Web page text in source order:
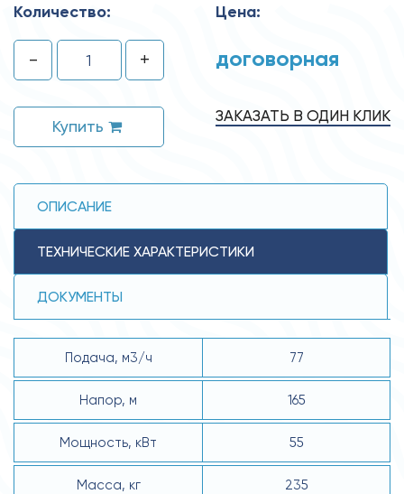
Количество:
- +
Купить
Цена:
договорная
ЗАКАЗАТЬ В ОДИН КЛИК
ОПИСАНИЕ
ТЕХНИЧЕСКИЕ ХАРАКТЕРИСТИКИ
ДОКУМЕНТЫ
Подача, м3/ч 77
Напор, м 165
Мощность, кВт 55
Масса, кг 235